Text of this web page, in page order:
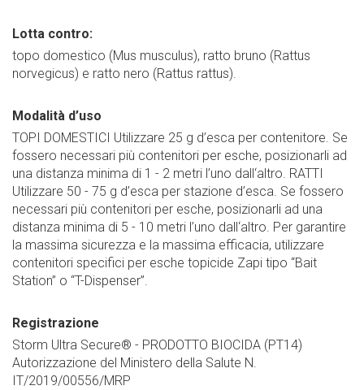
Lotta contro:
topo domestico (Mus musculus), ratto bruno (Rattus
norvegicus) e ratto nero (Rattus rattus).
Modalità d’uso
TOPI DOMESTICI Utilizzare 25 g d’esca per contenitore. Se
fossero necessari più contenitori per esche, posizionarli ad
una distanza minima di 1 - 2 metri l’uno dall‘altro. RATTI
Utilizzare 50 - 75 g d’esca per stazione d’esca. Se fossero
necessari più contenitori per esche, posizionarli ad una
distanza minima di 5 - 10 metri l’uno dall‘altro. Per garantire
la massima sicurezza e la massima efficacia, utilizzare
contenitori specifici per esche topicide Zapi tipo “Bait
Station” o “T-Dispenser”.
Registrazione
Storm Ultra Secure® - PRODOTTO BIOCIDA (PT14)
Autorizzazione del Ministero della Salute N.
IT/2019/00556/MRP